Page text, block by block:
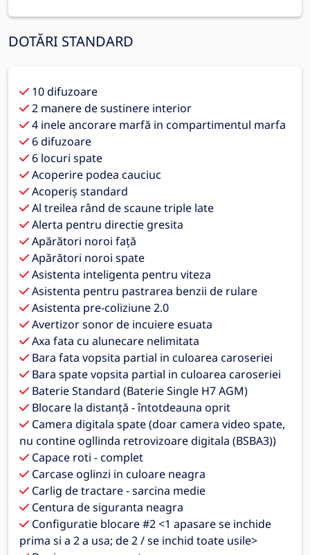
DOTĂRI STANDARD
10 difuzoare
2 manere de sustinere interior
4 inele ancorare marfă in compartimentul marfa
6 difuzoare
6 locuri spate
Acoperire podea cauciuc
Acoperiș standard
Al treilea rând de scaune triple late
Alerta pentru directie gresita
Apărători noroi față
Apărători noroi spate
Asistenta inteligenta pentru viteza
Asistenta pentru pastrarea benzii de rulare
Asistenta pre-coliziune 2.0
Avertizor sonor de incuiere esuata
Axa fata cu alunecare nelimitata
Bara fata vopsita partial in culoarea caroseriei
Bara spate vopsita partial in culoarea caroseriei
Baterie Standard (Baterie Single H7 AGM)
Blocare la distanță - întotdeauna oprit
Camera digitala spate (doar camera video spate,
nu contine ogllinda retrovizoare digitala (BSBA3))
Capace roti - complet
Carcase oglinzi in culoare neagra
Carlig de tractare - sarcina medie
Centura de siguranta neagra
Configuratie blocare #2 <1 apasare se inchide
prima si a 2 a usa; de 2 / se inchid toate usile>